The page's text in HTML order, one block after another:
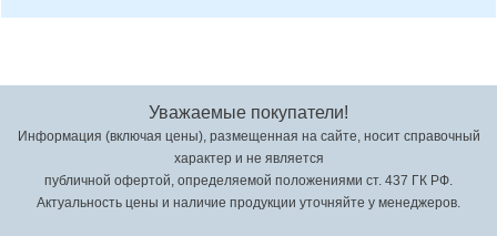
Уважаемые покупатели!
Информация (включая цены), размещенная на сайте, носит справочный
характер и не является
публичной офертой, определяемой положениями ст. 437 ГК РФ.
Актуальность цены и наличие продукции уточняйте у менеджеров.